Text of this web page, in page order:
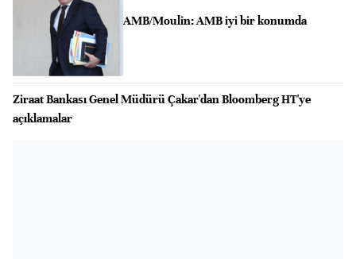
AMB/Moulin: AMB iyi bir konumda
Ziraat Bankası Genel Müdürü Çakar'dan Bloomberg HT'ye
açıklamalar